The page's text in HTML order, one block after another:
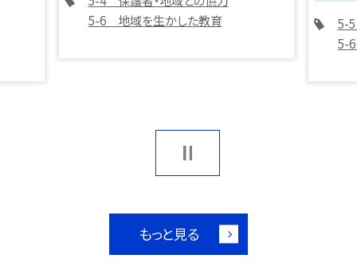
5-6 地域を生かした教育
5-
5-
もっと見る